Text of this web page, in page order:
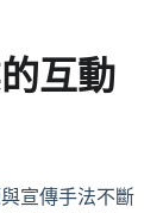
互動
宣傳手法不斷